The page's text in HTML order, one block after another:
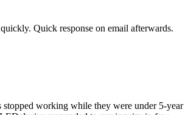
Quick response on email afterwards.
stopped working while they were under 5-year